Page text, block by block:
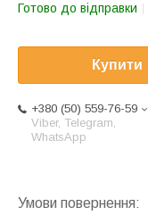
Готово до відправки
Купити
+380 (50) 559-76-59
Viber, Telegram,
WhatsApp